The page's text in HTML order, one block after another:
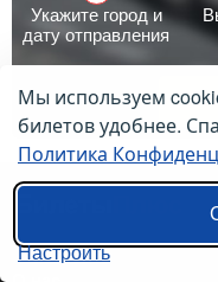
Укажите город и
дату отправления
Мы используем
билетов удобнее.
Политика
Настроить